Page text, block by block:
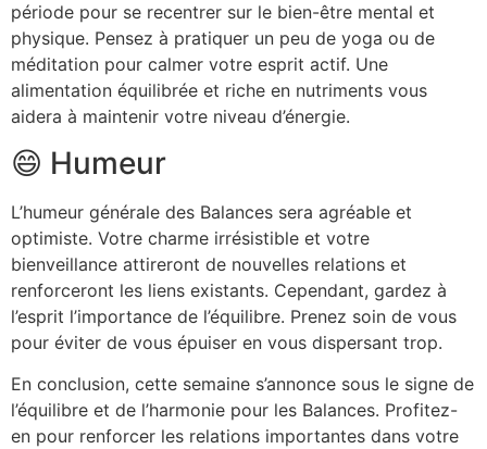
période pour se recentrer sur le bien-être mental et
physique. Pensez à pratiquer un peu de yoga ou de
méditation pour calmer votre esprit actif. Une
alimentation équilibrée et riche en nutriments vous
aidera à maintenir votre niveau d’énergie.
😄 Humeur
L’humeur générale des Balances sera agréable et
optimiste. Votre charme irrésistible et votre
bienveillance attireront de nouvelles relations et
renforceront les liens existants. Cependant, gardez à
l’esprit l’importance de l’équilibre. Prenez soin de vous
pour éviter de vous épuiser en vous dispersant trop.
En conclusion, cette semaine s’annonce sous le signe de
l’équilibre et de l’harmonie pour les Balances. Profitez-
en pour renforcer les relations importantes dans votre